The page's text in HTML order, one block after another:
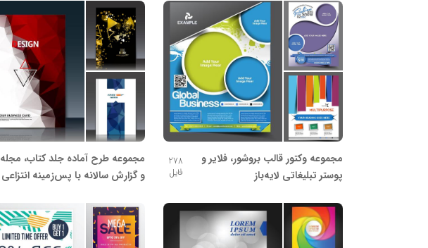
مجموعه وکتور قالب بروشور، فلایر و
پوستر تبلیغاتی لایه‌باز
278
فایل
مجموعه طرح آماده جلد کتاب، مجله
و گزارش سالانه با پس‌زمینه انتزاعی